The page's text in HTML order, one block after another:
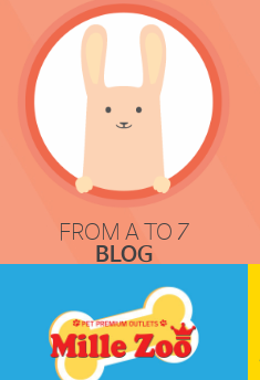
FROM A TO Z
BLOG